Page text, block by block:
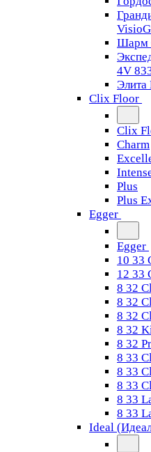
Шарм
4V
Элита
Clix Floor
Clix
Charm
Plus
Plus
Egger
Egger
10 33
12 33
8 32
8 32
8 32
8 32
8 32
8 33
8 33
8 33
8 33
8 33
Ideal